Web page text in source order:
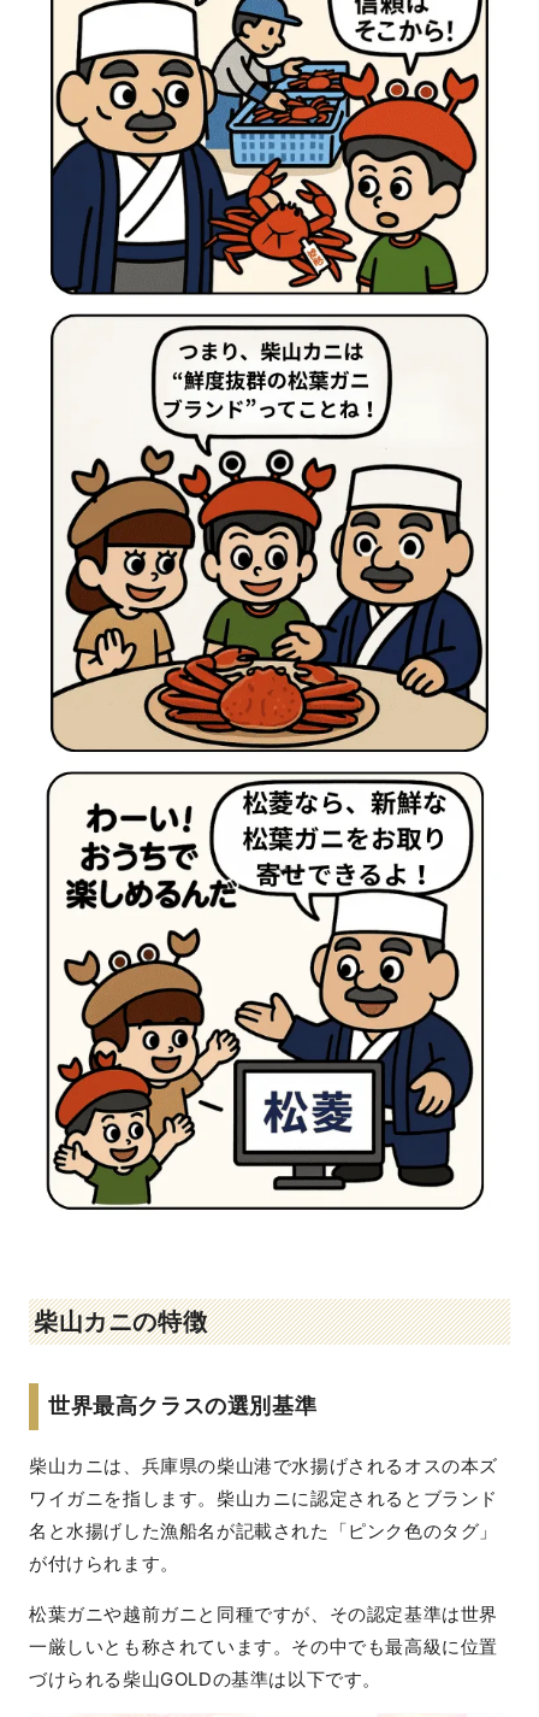
柴山カニの特徴
世界最高クラスの選別基準
柴山カニは、兵庫県の柴山港で水揚げされるオスの本ズ
ワイガニを指します。柴山カニに認定されるとブランド
名と水揚げした漁船名が記載された「ピンク色のタグ」
が付けられます。
松葉ガニや越前ガニと同種ですが、その認定基準は世界
一厳しいとも称されています。その中でも最高級に位置
づけられる柴山GOLDの基準は以下です。